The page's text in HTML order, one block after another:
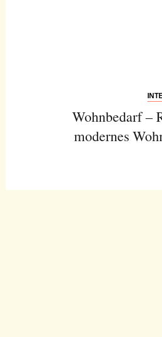
Wohnbedarf –
modernes